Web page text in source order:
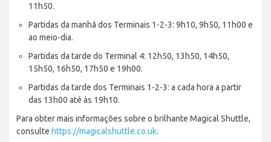
11h50.
Partidas da manhã dos Terminais 1-2-3: 9h10, 9h50, 11h00 e
ao meio-dia.
Partidas da tarde do Terminal 4: 12h50, 13h50, 14h50,
15h50, 16h50, 17h50 e 19h00.
Partidas da tarde dos Terminais 1-2-3: a cada hora a partir
das 13h00 até às 19h10.
Para obter mais informações sobre o brilhante Magical Shuttle,
consulte https://magicalshuttle.co.uk.